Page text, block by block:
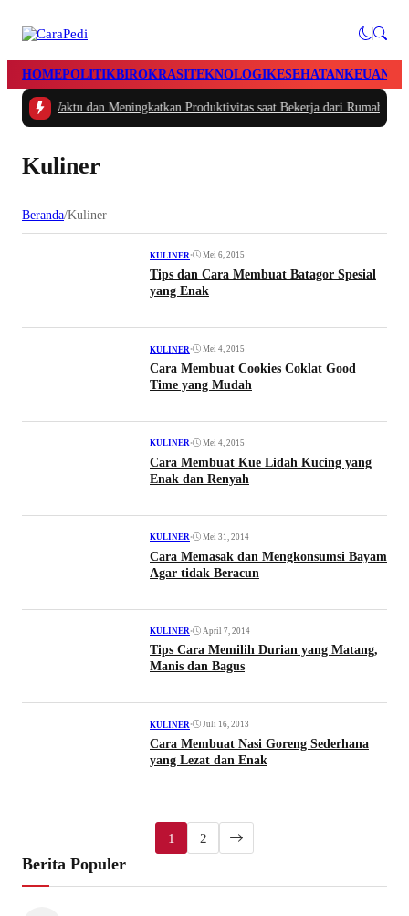
HOMEPOLITIKBIROKRASITEKNOLOGIKESEHATAN
Waktu dan Meningkatkan Produktivitas saat Bekerja dari Rumah|#2 -
Kuliner
Beranda/Kuliner
KULINER • Mei 6, 2015
Tips dan Cara Membuat Batagor Spesial
yang Enak
KULINER • Mei 4, 2015
Cara Membuat Cookies Coklat Good
Time yang Mudah
KULINER• Mei 4, 2015
Cara Membuat Kue Lidah Kucing yang
Enak dan Renyah
KULINER• Mei 31, 2014
Cara Memasak dan Mengkonsumsi Bayam
Agar tidak Beracun
KULINER• April 7, 2014
Tips Cara Memilih Durian yang Matang,
Manis dan Bagus
KULINER • Juli 16, 2013
Cara Membuat Nasi Goreng Sederhana
yang Lezat dan Enak
1 2
Berita Populer